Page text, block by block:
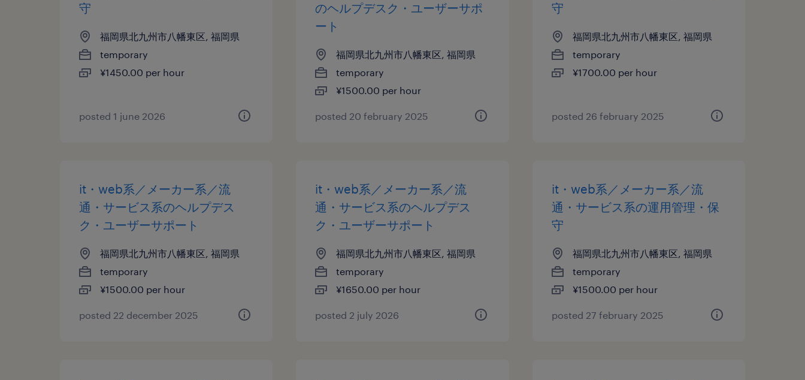
守
福岡県北九州市八幡東区, 福岡県
temporary
¥1450.00 per hour
posted 1 june 2026
のヘルプデスク・ユーザーサポ
ート
福岡県北九州市八幡東区, 福岡県
temporary
¥1500.00 per hour
posted 20 february 2025
守
福岡県北九州市八幡東区, 福岡県
temporary
¥1700.00 per hour
posted 26 february 2025
it・web系／メーカー系／流
通・サービス系のヘルプデス
ク・ユーザーサポート
福岡県北九州市八幡東区, 福岡県
temporary
¥1500.00 per hour
posted 22 december 2025
it・web系／メーカー系／流
通・サービス系のヘルプデス
ク・ユーザーサポート
福岡県北九州市八幡東区, 福岡県
temporary
¥1650.00 per hour
posted 2 july 2026
it・web系／メーカー系／流
通・サービス系の運用管理・保
守
福岡県北九州市八幡東区, 福岡県
temporary
¥1500.00 per hour
posted 27 february 2025